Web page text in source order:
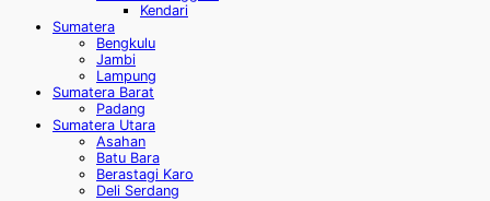
Kendari
Sumatera
Bengkulu
Jambi
Lampung
Sumatera Barat
Padang
Sumatera Utara
Asahan
Batu Bara
Berastagi Karo
Deli Serdang